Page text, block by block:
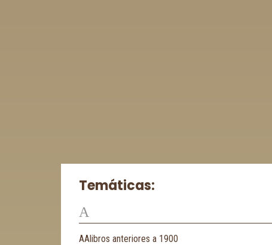
Temáticas:
A
AAlibros anteriores a 1900